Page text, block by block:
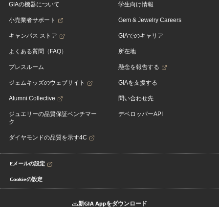
GIAの機器について
小売業者サポート
キャンパス ストア
よくある質問（FAQ）
プレスルーム
ジェムキッズのウェブサイト
Alumni Collective
ジュエリーの品質保証ベンチマー
ク
ダイヤモンドの品質を示す4C
学生向け情報
Gem & Jewelry Careers
GIAでのキャリア
所在地
懸念を報告する
GIAを支援する
問い合わせ先
デベロッパーAPI
Eメールの設定
Cookieの設定
新GIA Appをダウンロード